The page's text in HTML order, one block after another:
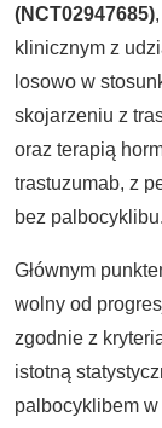
(NCT02947685)
klinicznym z
losowo w
skojarzeniu z
oraz terapią
trastuzumab, z
bez palbocyklibu.
Głównym
wolny od
zgodnie z
istotną
palbocyklibem